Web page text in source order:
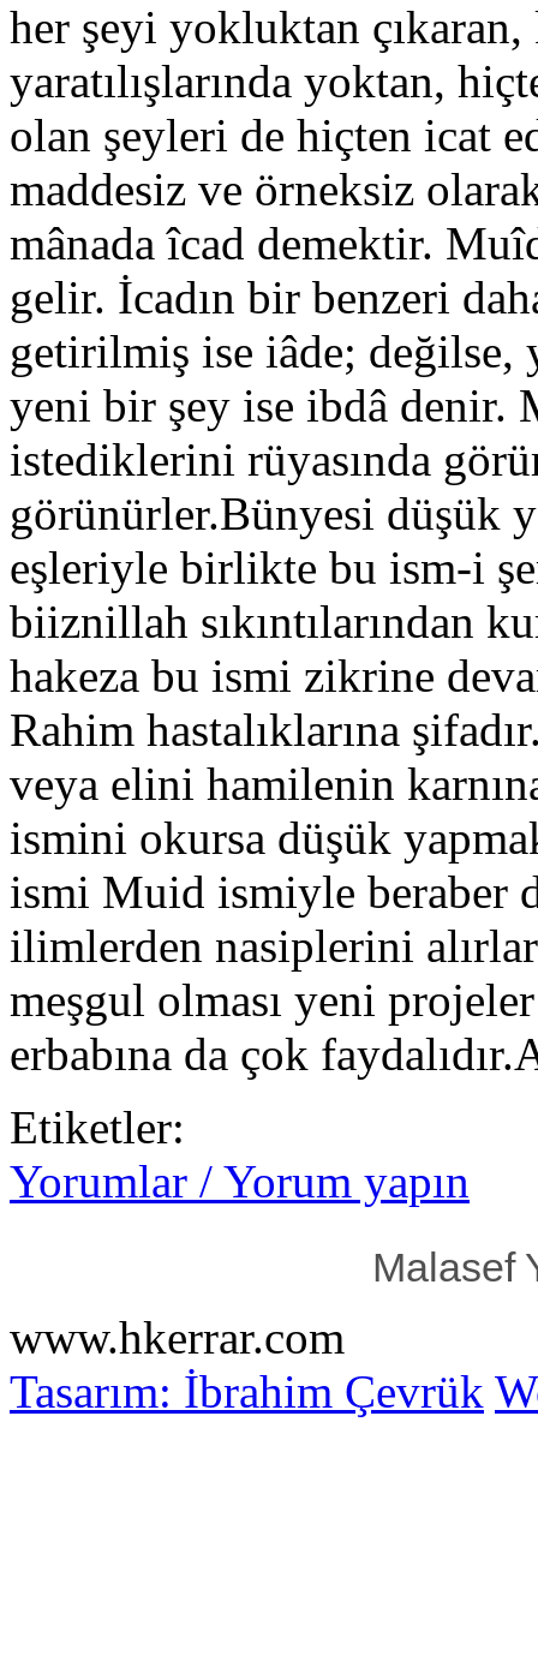
her şeyi yokluktan
yaratılışlarında yoktan,
olan şeyleri de hiçten icat
maddesiz ve örneksiz
mânada îcad demektir.
gelir. İcadın bir benzeri
getirilmiş ise iâde; değilse,
yeni bir şey ise ibdâ denir.
istediklerini rüyasında
görünürler.Bünyesi düşük
eşleriyle birlikte bu ism-i
biiznillah sıkıntılarından
hakeza bu ismi zikrine
Rahim hastalıklarına
veya elini hamilenin
ismini okursa düşük
ismi Muid ismiyle beraber
ilimlerden nasiplerini
meşgul olması yeni
erbabına da çok
Etiketler:
Yorumlar / Yorum yapın
Malasef
www.hkerrar.com
Tasarım: İbrahim Çevrük